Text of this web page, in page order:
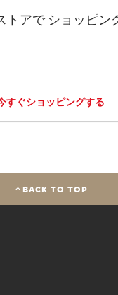
トアで ショッピン
すぐショッピングする
BACK TO TOP